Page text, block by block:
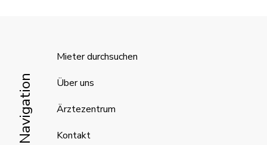
Navigation
Mieter durchsuchen
Über uns
Ärztezentrum
Kontakt